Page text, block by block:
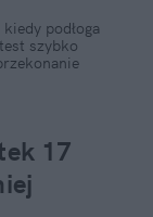
podłoga
szybko
17